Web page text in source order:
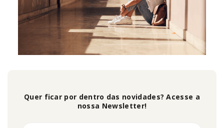
Quer ficar por dentro das novidades? Acesse a
nossa Newsletter!